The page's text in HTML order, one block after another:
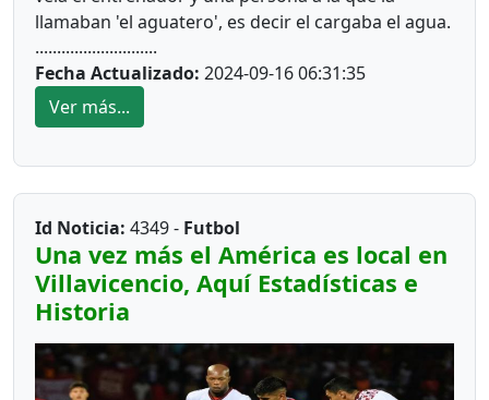
llamaban 'el aguatero', es decir el cargaba el agua.
Hoy en día los equipos profesionales en varios
fines de semana en la Villa Olímpica, hay un
intenso calendario de actividades de la Liga de
Fútbol del META, Pero desconozco si cuenta con
equipo médico o paramédico. Debería ser
obligatorio.
UNA HISTORIA
............................
Fecha Actualizado: 2024-09-16 06:31:35
Ver más...
Id Noticia: 4349 - Futbol
Una vez más el América es local en
Villavicencio, Aquí Estadísticas e
Historia